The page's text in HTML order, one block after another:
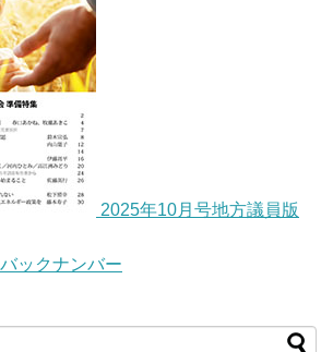
2025年10月号地方議員版
ックナンバー